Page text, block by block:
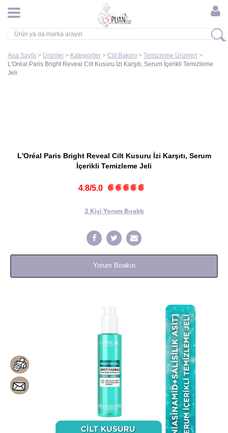
Ana Sayfa > Ürünler > Kategoriler > Cilt Bakımı > Temizleme Ürünleri >
L'Oréal Paris Bright Reveal Cilt Kusuru İzi Karşıtı, Serum İçerikli Temizleme
Jeli
L'Oréal Paris Bright Reveal Cilt Kusuru İzi Karşıtı, Serum
İçerikli Temizleme Jeli
4.8/5.0
2 Kişi Yorum Bıraktı
Yorum Bırakın